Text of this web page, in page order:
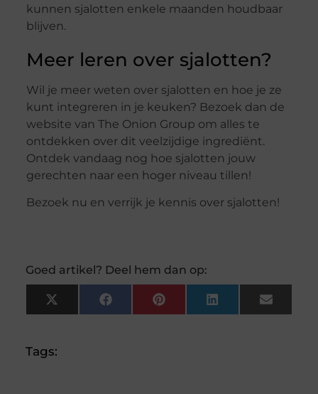
kunnen sjalotten enkele maanden houdbaar
blijven.
Meer leren over sjalotten?
Wil je meer weten over sjalotten en hoe je ze
kunt integreren in je keuken? Bezoek dan de
website van The Onion Group om alles te
ontdekken over dit veelzijdige ingrediënt.
Ontdek vandaag nog hoe sjalotten jouw
gerechten naar een hoger niveau tillen!
Bezoek nu en verrijk je kennis over sjalotten!
Goed artikel? Deel hem dan op:
X
(Twitter)
FacebookPinterestLinkedInEmail
Tags: